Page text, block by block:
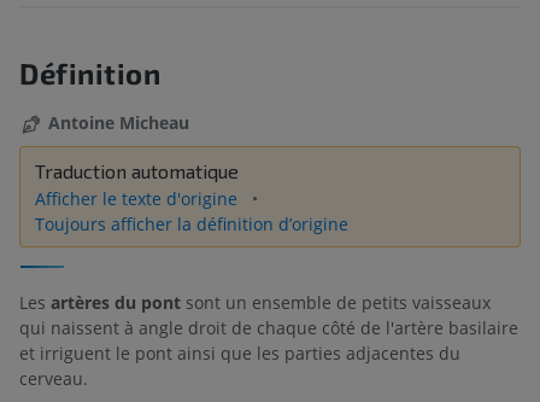
Définition
Antoine Micheau
Traduction automatique
Afficher le texte d'origine
Toujours afficher la définition d’origine
Les artères du pont sont un ensemble de petits vaisseaux
qui naissent à angle droit de chaque côté de l'artère basilaire
et irriguent le pont ainsi que les parties adjacentes du
cerveau.